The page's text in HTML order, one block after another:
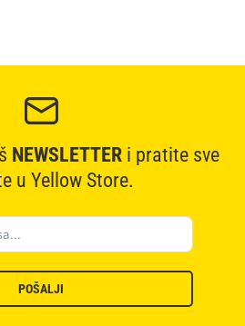
NEWSLETTER i pratite sve
u Yellow Store.
POŠALJI